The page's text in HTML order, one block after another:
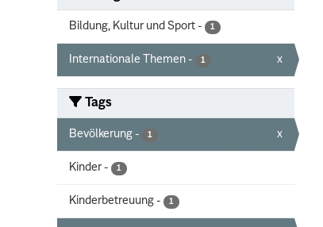
Bildung, Kultur und Sport - 1
Internationale Themen - 1 x
Tags
Bevölkerung - 1 x
Kinder - 1
Kinderbetreuung - 1